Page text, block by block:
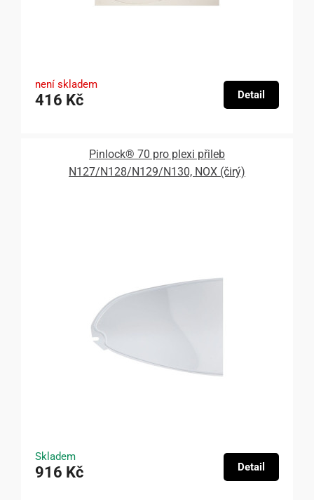
není skladem
416 Kč Detail
Pinlock® 70 pro plexi přileb
N127/N128/N129/N130, NOX (čirý)
Skladem
916 Kč Detail